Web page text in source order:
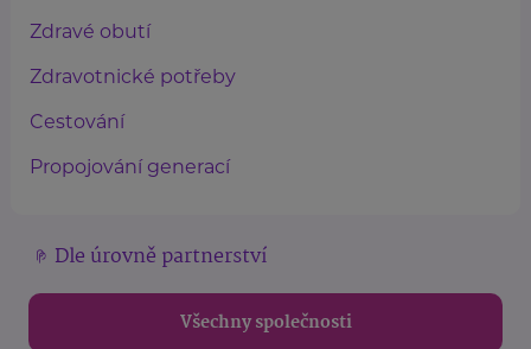
Zdravé obutí
Zdravotnické potřeby
Cestování
Propojování generací
Dle úrovně partnerství
Všechny společnosti